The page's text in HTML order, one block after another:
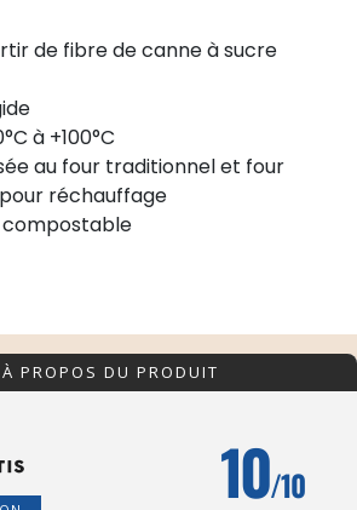
de fibre de canne à sucre
à +100°C
au four traditionnel et four
réchauffage
compostable
PROPOS DU PRODUIT
10/10